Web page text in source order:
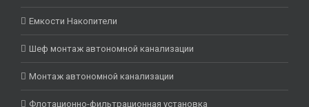
Емкости Накопители
Шеф монтаж автономной канализации
Монтаж автономной канализации
Флотационно-фильтрационная установка